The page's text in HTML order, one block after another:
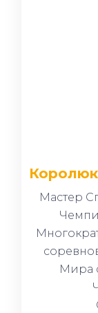
Мастер
Мира